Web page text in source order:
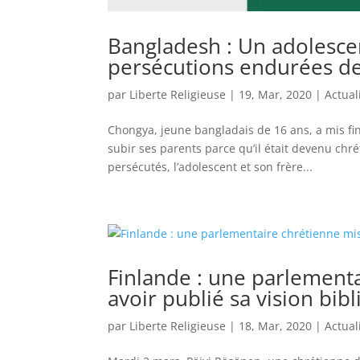
Bangladesh : Un
persécutions endurées
par Liberte Religieuse | 19, Mar, 2020 |
Chongya, jeune bangladais de 16 ans, a mis
subir ses parents parce qu’il était devenu
persécutés, l’adolescent et son frère...
Finlande : une
avoir publié sa vision
par Liberte Religieuse | 18, Mar, 2020 |